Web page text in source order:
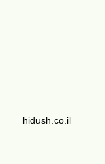
hidush.co.il